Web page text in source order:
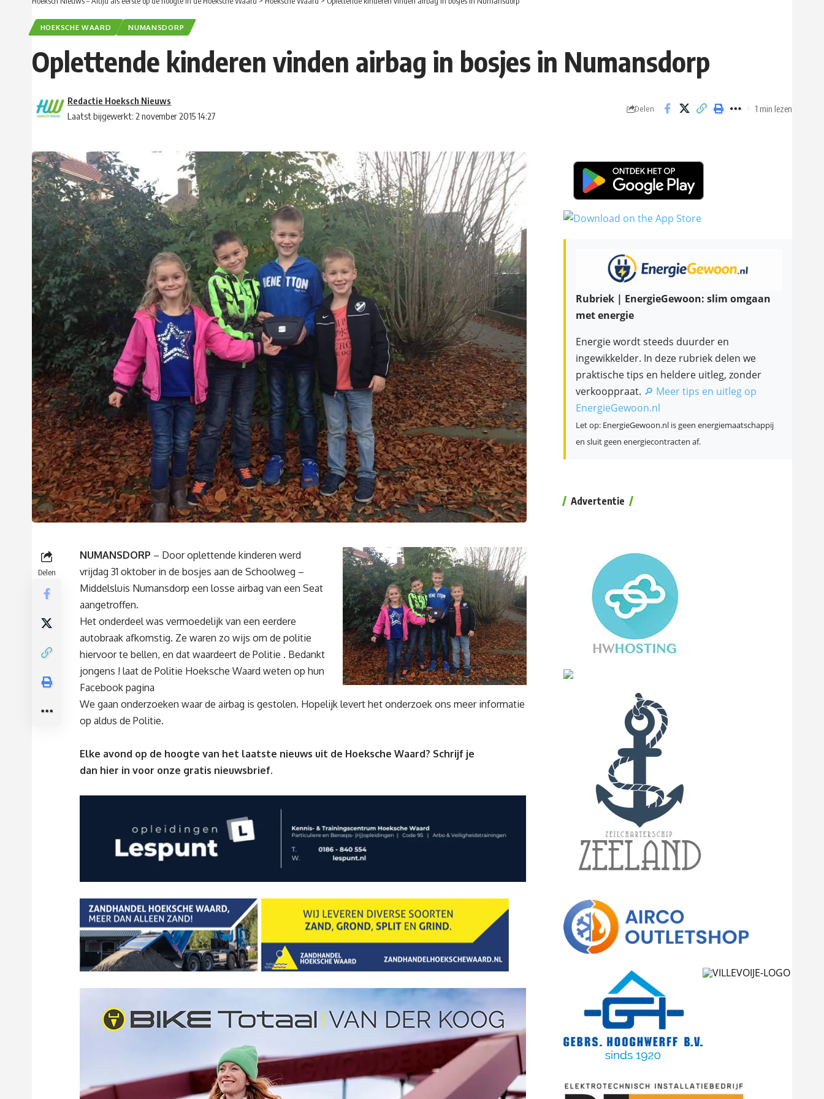
HOEKSCHE WAARD NUMANSDORP
Oplettende kinderen vinden airbag in bosjes in Numansdorp
Laatst bijgewerkt: 2 november 2015 14:27
Redactie Hoeksch Nieuws
Delen 1 min lezen
Delen
NUMANSDORP – Door oplettende kinderen werd
vrijdag 31 oktober in de bosjes aan de Schoolweg –
Middelsluis Numansdorp een losse airbag van een Seat
aangetroffen.
Het onderdeel was vermoedelijk van een eerdere
autobraak afkomstig. Ze waren zo wijs om de politie
hiervoor te bellen, en dat waardeert de Politie . Bedankt
jongens ! laat de Politie Hoeksche Waard weten op hun
Facebook pagina
We gaan onderzoeken waar de airbag is gestolen. Hopelijk levert het onderzoek ons meer informatie
op aldus de Politie.
Elke avond op de hoogte van het laatste nieuws uit de Hoeksche Waard? Schrijf je
dan hier in voor onze gratis nieuwsbrief.
Rubriek | EnergieGewoon: slim omgaan
met energie
Energie wordt steeds duurder en
ingewikkelder. In deze rubriek delen we
praktische tips en heldere uitleg, zonder
verkooppraat. 🔎 Meer tips en uitleg op
EnergieGewoon.nl
Let op: EnergieGewoon.nl is geen energiemaatschappij
en sluit geen energiecontracten af.
Advertentie